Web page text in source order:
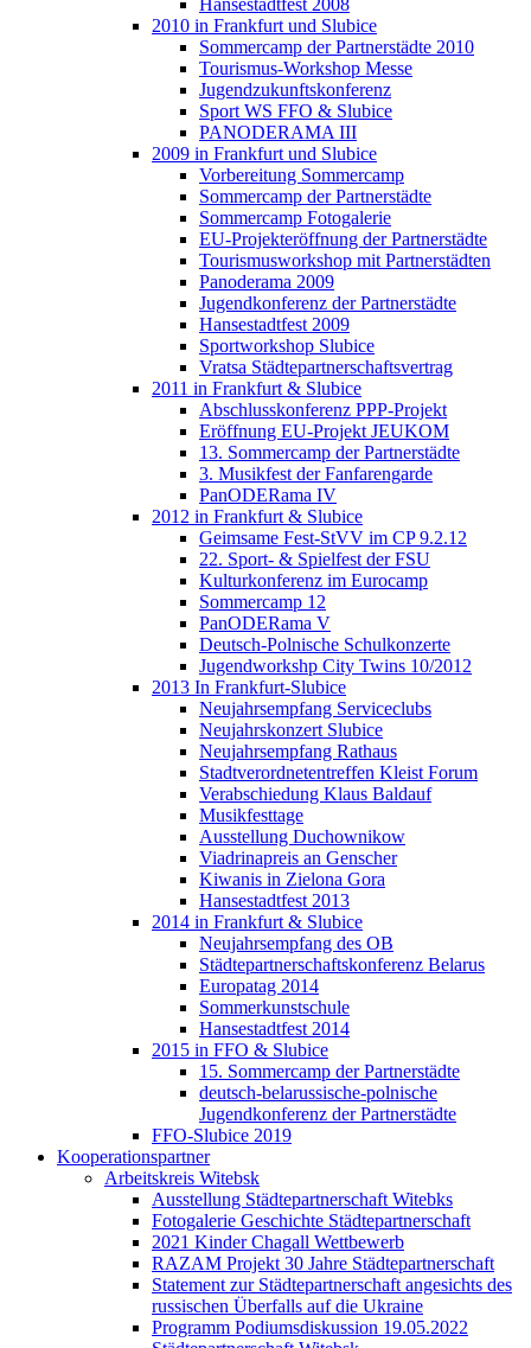
Hansestadtfest 2008
2010 in Frankfurt und Slubice
Sommercamp der Partnerstädte 2010
Tourismus-Workshop Messe
Jugendzukunftskonferenz
Sport WS FFO & Slubice
PANODERAMA III
2009 in Frankfurt und Slubice
Vorbereitung Sommercamp
Sommercamp der Partnerstädte
Sommercamp Fotogalerie
EU-Projekteröffnung der Partnerstädte
Tourismusworkshop mit Partnerstädten
Panoderama 2009
Jugendkonferenz der Partnerstädte
Hansestadtfest 2009
Sportworkshop Slubice
Vratsa Städtepartnerschaftsvertrag
2011 in Frankfurt & Slubice
Abschlusskonferenz PPP-Projekt
Eröffnung EU-Projekt JEUKOM
13. Sommercamp der Partnerstädte
3. Musikfest der Fanfarengarde
PanODERama IV
2012 in Frankfurt & Slubice
Geimsame Fest-StVV im CP 9.2.12
22. Sport- & Spielfest der FSU
Kulturkonferenz im Eurocamp
Sommercamp 12
PanODERama V
Deutsch-Polnische Schulkonzerte
Jugendworkshp City Twins 10/2012
2013 In Frankfurt-Slubice
Neujahrsempfang Serviceclubs
Neujahrskonzert Slubice
Neujahrsempfang Rathaus
Stadtverordnetentreffen Kleist Forum
Verabschiedung Klaus Baldauf
Musikfesttage
Ausstellung Duchownikow
Viadrinapreis an Genscher
Kiwanis in Zielona Gora
Hansestadtfest 2013
2014 in Frankfurt & Slubice
Neujahrsempfang des OB
Städtepartnerschaftskonferenz Belarus
Europatag 2014
Sommerkunstschule
Hansestadtfest 2014
2015 in FFO & Slubice
15. Sommercamp der Partnerstädte
deutsch-belarussische-polnische
Jugendkonferenz der Partnerstädte
FFO-Slubice 2019
Kooperationspartner
Arbeitskreis Witebsk
Ausstellung Städtepartnerschaft Witebks
Fotogalerie Geschichte Städtepartnerschaft
2021 Kinder Chagall Wettbewerb
RAZAM Projekt 30 Jahre Städtepartnerschaft
Statement zur Städtepartnerschaft angesichts des
russischen Überfalls auf die Ukraine
Programm Podiumsdiskussion 19.05.2022